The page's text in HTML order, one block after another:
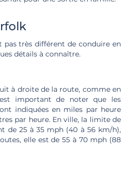
pas très différent de conduire en
détails à connaître.
à droite de la route, comme en
important de noter que les
indiquées en miles par heure
par heure. En ville, la limite de
de 25 à 35 mph (40 à 56 km/h),
elle est de 55 à 70 mph (88